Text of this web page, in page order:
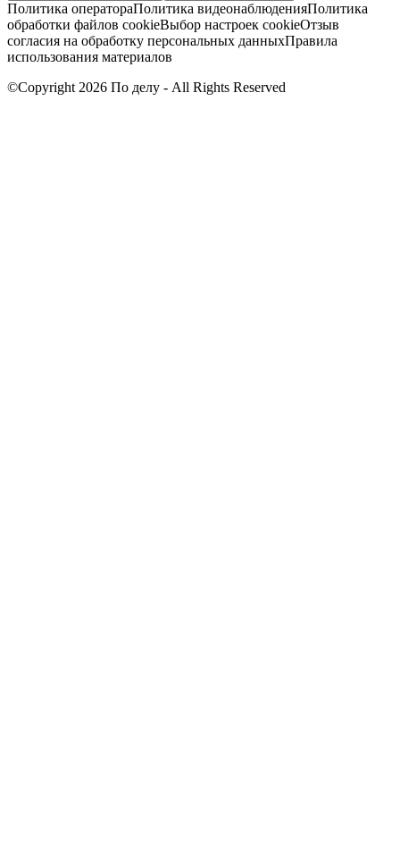
Политика оператораПолитика видеонаблюденияПолитика
обработки файлов cookieВыбор настроек cookieОтзыв
согласия на обработку персональных данныхПравила
использования материалов
©Copyright 2026 По делу - All Rights Reserved